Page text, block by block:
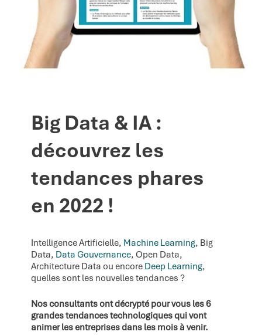
Big Data & IA :
découvrez les
tendances phares
en 2022 !
Intelligence Artificielle, Machine Learning, Big
Data, Data Gouvernance, Open Data,
Architecture Data ou encore Deep Learning,
quelles sont les nouvelles tendances ?
Nos consultants ont décrypté pour vous les 6
grandes tendances technologiques qui vont
animer les entreprises dans les mois à venir.